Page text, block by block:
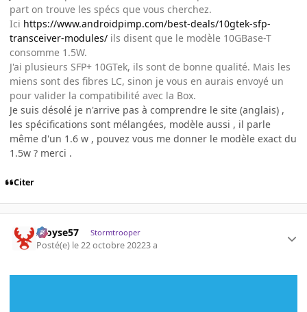
part on trouve les spécs que vous cherchez.
Ici https://www.androidpimp.com/best-deals/10gtek-sfp-
transceiver-modules/ ils disent que le modèle 10GBase-T
consomme 1.5W.
J'ai plusieurs SFP+ 10GTek, ils sont de bonne qualité. Mais les
miens sont des fibres LC, sinon je vous en aurais envoyé un
pour valider la compatibilité avec la Box.
Je suis désolé je n'arrive pas à comprendre le site (anglais) ,
les spécifications sont mélangées, modèle aussi , il parle
même d'un 1.6 w , pouvez vous me donner le modèle exact du
1.5w ? merci .
Citer
Aloyse57 Stormtrooper
Posté(e) le 22 octobre 20223 a